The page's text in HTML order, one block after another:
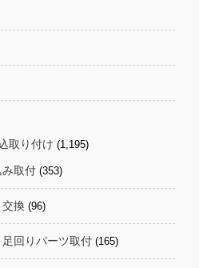
取り付け (1,195)
み取付 (353)
交換 (96)
回りパーツ取付 (165)